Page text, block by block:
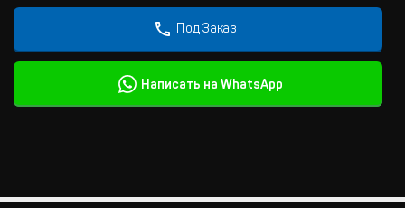
Под Заказ
Написать на WhatsApp